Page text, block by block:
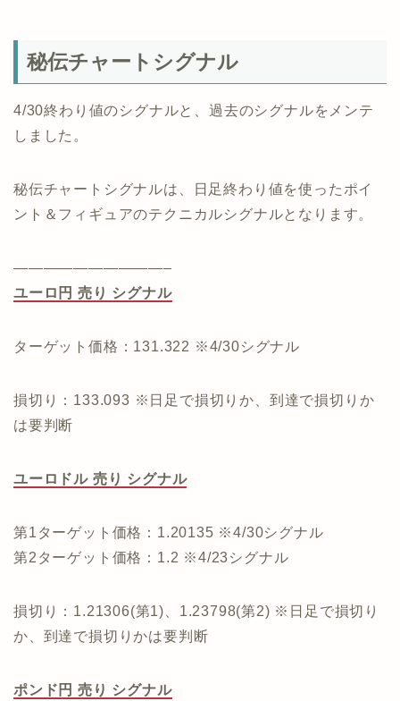
秘伝チャートシグナル
4/30終わり値のシグナルと、過去のシグナルをメンテ
しました。
秘伝チャートシグナルは、日足終わり値を使ったポイ
ント＆フィギュアのテクニカルシグナルとなります。
——————————–
ユーロ円 売り シグナル
ターゲット価格：131.322 ※4/30シグナル
損切り：133.093 ※日足で損切りか、到達で損切りか
は要判断
ユーロドル 売り シグナル
第1ターゲット価格：1.20135 ※4/30シグナル
第2ターゲット価格：1.2 ※4/23シグナル
損切り：1.21306(第1)、1.23798(第2) ※日足で損切り
か、到達で損切りかは要判断
ポンド円 売り シグナル